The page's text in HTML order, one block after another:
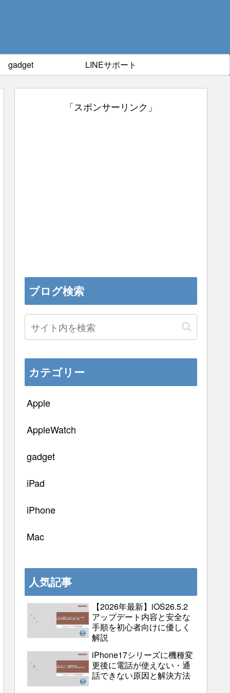
gadget LINEサポート
「スポンサーリンク」
ブログ検索
カテゴリー
Apple
AppleWatch
gadget
iPad
iPhone
Mac
人気記事
【2026年最新】iOS26.5.2
アップデート内容と安全な
手順を初心者向けに優しく
解説
iPhone17シリーズに機種変
更後に電話が使えない・通
話できない原因と解決方法